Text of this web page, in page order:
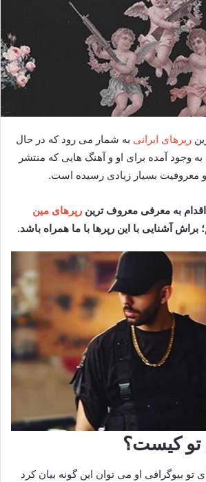
رپرهای ایرانی به شمار می رود که در حال
وجود آمده برای او و آهنگ هایی که منتشر
بسیار زیادی رسیده است.
به معرفی معروف ترین رپرهای مین
براش آشنایی با این رپرها با ما همراه باشد.
تو کیست؟
تو بیوگرافی او می توان این گونه بیان کرد